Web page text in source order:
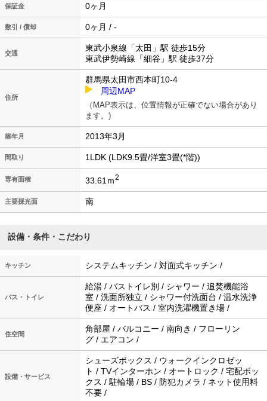
保証金 0ヶ月
敷引 / 償却 0ヶ月 / -
交通
東武小泉線「太田」駅 徒歩15分
東武伊勢崎線「細谷」駅 徒歩37分
住所
群馬県太田市西本町10-4
周辺MAP
（MAP表示は、位置情報が正確でない場合があり
ます。)
築年月 2013年3月
間取り 1LDK (LDK9.5畳/洋室3畳(*階))
専有面積 33.61ｍ2
主要採光面 南
設備・条件・こだわり
キッチン システムキッチン / 対面式キッチン /
バス・トイレ
給湯 / バストイレ別 / シャワー / 追焚機能浴
室 / 洗面所独立 / シャワー付洗面台 / 温水洗浄
便座 / オートバス / 室内洗濯機置き場 /
住空間
角部屋 / バルコニー / 南向き / フローリン
グ / エアコン /
設備・サービス
シューズボックス / ウォークインクロゼッ
ト / TVインターホン / オートロック / 宅配ボッ
クス / 駐輪場 / BS / 防犯カメラ / ネット使用料
不要 /